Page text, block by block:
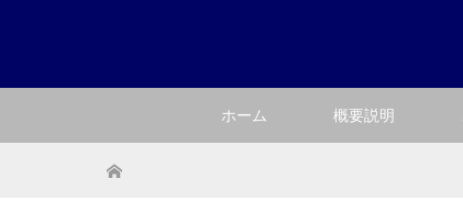
ホーム 概要説明
ホーム